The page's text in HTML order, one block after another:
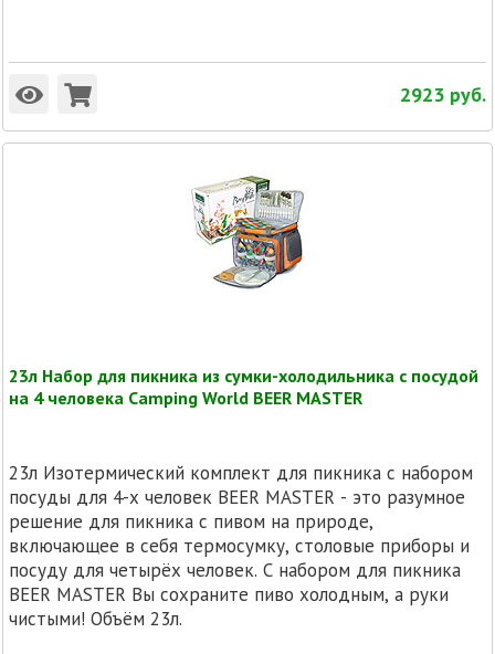
2923 руб.
23л Набор для пикника из сумки-холодильника с посудой
на 4 человека Camping World BEER MASTER
23л Изотермический комплект для пикника с набором
посуды для 4-х человек BEER MASTER - это разумное
решение для пикника с пивом на природе,
включающее в себя термосумку, столовые приборы и
посуду для четырёх человек. С набором для пикника
BEER MASTER Вы сохраните пиво холодным, а руки
чистыми! Объём 23л.